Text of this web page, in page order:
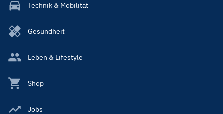
Technik & Mobilität
Gesundheit
Leben & Lifestyle
Shop
Jobs